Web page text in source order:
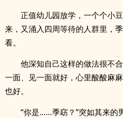
正值幼儿园放学，一个个小
来，又涌入四周等待的人群里，
看。
他深知自己这样的做法很不
一面、见一面就好，心里酸酸麻
也好。
“你是……季窈？”突如其来的